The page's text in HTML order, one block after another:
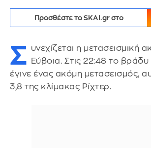
Προσθέστε το SKAI.gr στο
Σ υνεχίζεται η μετασεισμική
Εύβοια. Στις 22:48 το
έγινε ένας ακόμη μετασεισμός,
3,8 της κλίμακας Ρίχτερ.